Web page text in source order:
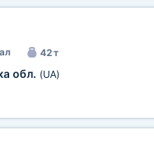
42 т
обл. (UA)